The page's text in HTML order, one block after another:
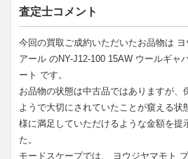
査定士コメント
今回の買取ご成約いただいたお品物は
アール のNY-J12-100 15AW ウールギャ
ート です。
お品物の状態は中古品ではありますが、
ようで大切にされていたことが窺える状
様に満足していただけるような金額を提
た。
モードスケープでは、 ヨウジヤマモト